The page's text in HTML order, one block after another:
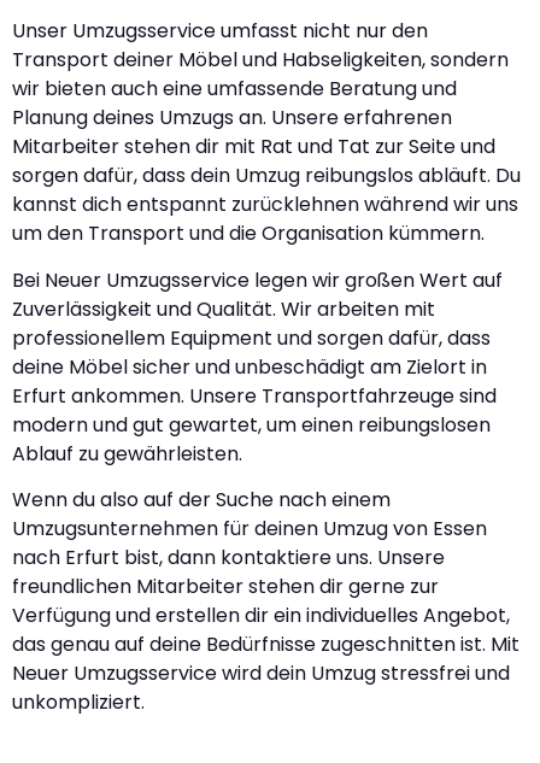
Unser Umzugsservice umfasst nicht nur den
Transport deiner Möbel und Habseligkeiten, sondern
wir bieten auch eine umfassende Beratung und
Planung deines Umzugs an. Unsere erfahrenen
Mitarbeiter stehen dir mit Rat und Tat zur Seite und
sorgen dafür, dass dein Umzug reibungslos abläuft. Du
kannst dich entspannt zurücklehnen während wir uns
um den Transport und die Organisation kümmern.
Bei Neuer Umzugsservice legen wir großen Wert auf
Zuverlässigkeit und Qualität. Wir arbeiten mit
professionellem Equipment und sorgen dafür, dass
deine Möbel sicher und unbeschädigt am Zielort in
Erfurt ankommen. Unsere Transportfahrzeuge sind
modern und gut gewartet, um einen reibungslosen
Ablauf zu gewährleisten.
Wenn du also auf der Suche nach einem
Umzugsunternehmen für deinen Umzug von Essen
nach Erfurt bist, dann kontaktiere uns. Unsere
freundlichen Mitarbeiter stehen dir gerne zur
Verfügung und erstellen dir ein individuelles Angebot,
das genau auf deine Bedürfnisse zugeschnitten ist. Mit
Neuer Umzugsservice wird dein Umzug stressfrei und
unkompliziert.